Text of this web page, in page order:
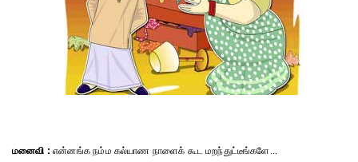
மனைவி : என்னங்க நம்ம கல்யாண நாளைக் கூட மறந்துட்டீங்களே...